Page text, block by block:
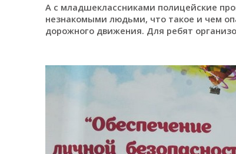
А с младшеклассниками полицейские
незнакомыми людьми, что такое и чем
дорожного движения. Для ребят